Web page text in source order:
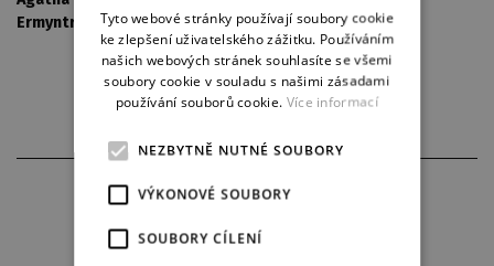
Ermyntruda Ashová: Kateřina Vinická
FOTOGRAFIE Z INSCENACE
GERMAN
Tyto webové stránky používají soubory cookie
ke zlepšení uživatelského zážitku. Používáním
našich webových stránek souhlasíte se všemi
soubory cookie v souladu s našimi zásadami
používání souborů cookie. Více informací
NEZBYTNĚ NUTNÉ SOUBORY
VÝKONOVÉ SOUBORY
SOUBORY CÍLENÍ